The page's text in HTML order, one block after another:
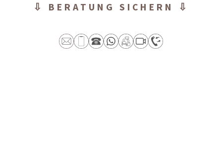
⇩ BERATUNG SICHERN ⇩